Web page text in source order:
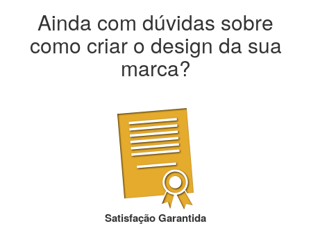
Ainda com dúvidas sobre
como criar o design da sua
marca?
Satisfação Garantida